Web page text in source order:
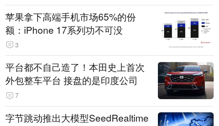
苹果拿下高端手机市场65%的份
额：iPhone 17系列功不可没
3
平台都不自己造了！本田史上首次
外包整车平台 接盘的是印度公司
7
字节跳动推出大模型SeedRealtime